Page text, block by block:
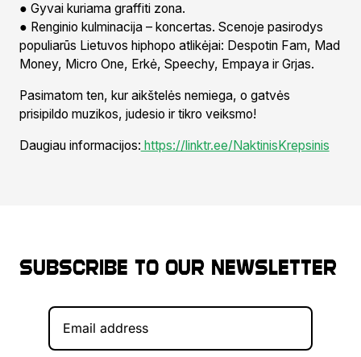
● Gyvai kuriama graffiti zona.
● Renginio kulminacija – koncertas. Scenoje pasirodys
populiarūs Lietuvos hiphopo atlikėjai: Despotin Fam, Mad
Money, Micro One, Erkė, Speechy, Empaya ir Grjas.
Pasimatom ten, kur aikštelės nemiega, o gatvės
prisipildo muzikos, judesio ir tikro veiksmo!
Daugiau informacijos: https://linktr.ee/NaktinisKrepsinis
Subscribe to our newsletter